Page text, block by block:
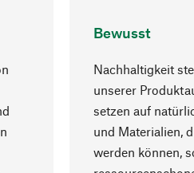
Bewusst
Nachhaltigkeit
unserer
setzen auf
und Materialien,
werden können,